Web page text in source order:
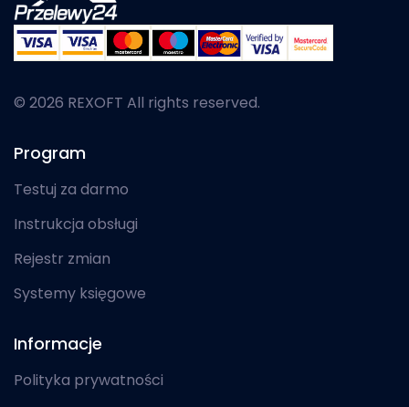
© 2026 REXOFT All rights reserved.
Program
Testuj za darmo
Instrukcja obsługi
Rejestr zmian
Systemy księgowe
Informacje
Polityka prywatności